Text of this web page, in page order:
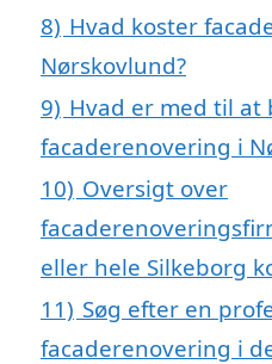
8) Hvad koster
Nørskovlund?
9) Hvad er med til at
facaderenovering i
10) Oversigt over
eller hele Silkeborg
11) Søg efter en
facaderenovering i